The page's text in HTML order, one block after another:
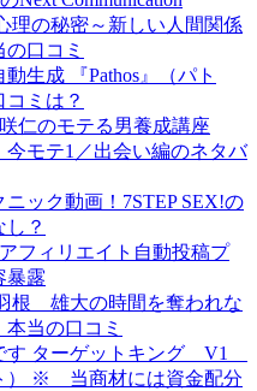
理の秘密～新しい人間関係
口コミ
生成 『Pathos』（パト
ミは？
仁のモテる男養成講座
今モテ1／出会い編のネタバ
ック動画！7STEP SEX!の
？
フィリエイト自動投稿プ
暴露
根 雄大の時間を奪われな
当の口コミ
す ターゲットキング V1
） ※ 当商材には資金配分